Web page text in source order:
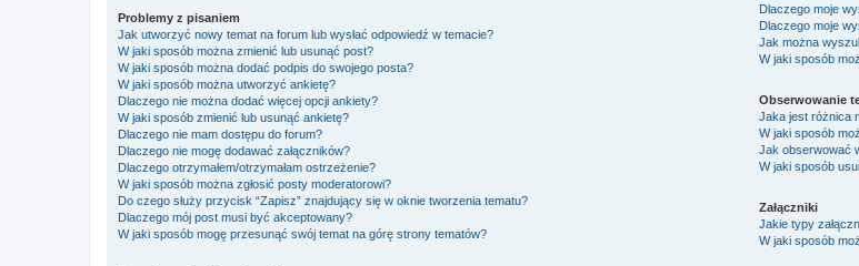
Problemy z pisaniem
Jak utworzyć nowy temat na forum lub wysłać odpowiedź w temacie?
W jaki sposób można zmienić lub usunąć post?
W jaki sposób można dodać podpis do swojego posta?
W jaki sposób można utworzyć ankietę?
Dlaczego nie można dodać więcej opcji ankiety?
W jaki sposób zmienić lub usunąć ankietę?
Dlaczego nie mam dostępu do forum?
Dlaczego nie mogę dodawać załączników?
Dlaczego otrzymałem/otrzymałam ostrzeżenie?
W jaki sposób można zgłosić posty moderatorowi?
Do czego służy przycisk “Zapisz” znajdujący się w oknie tworzenia tematu?
Dlaczego mój post musi być akceptowany?
W jaki sposób mogę przesunąć swój temat na górę strony tematów?
Dlaczego moje
Dlaczego moje
Jak można
W jaki sposób
Obserwowanie
Jaka jest różnica
W jaki sposób
Jak obserwować
W jaki sposób
Załączniki
Jakie typy
W jaki sposób